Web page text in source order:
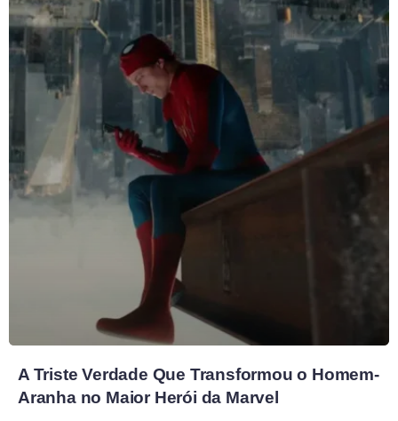
A Triste Verdade Que Transformou o Homem-
Aranha no Maior Herói da Marvel